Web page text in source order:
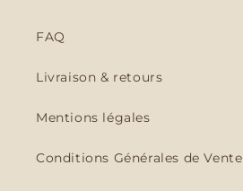
FAQ
Livraison & retours
Mentions légales
Conditions Générales de Vente